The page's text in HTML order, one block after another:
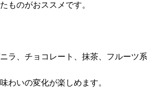
ものがおススメです。
ラ、チョコレート、抹茶、フルーツ
わいの変化が楽しめます。